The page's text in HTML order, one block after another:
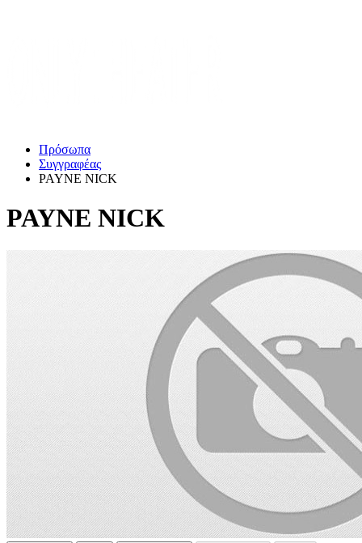
Πρόσωπα
Συγγραφέας
PAYNE NICK
PAYNE NICK